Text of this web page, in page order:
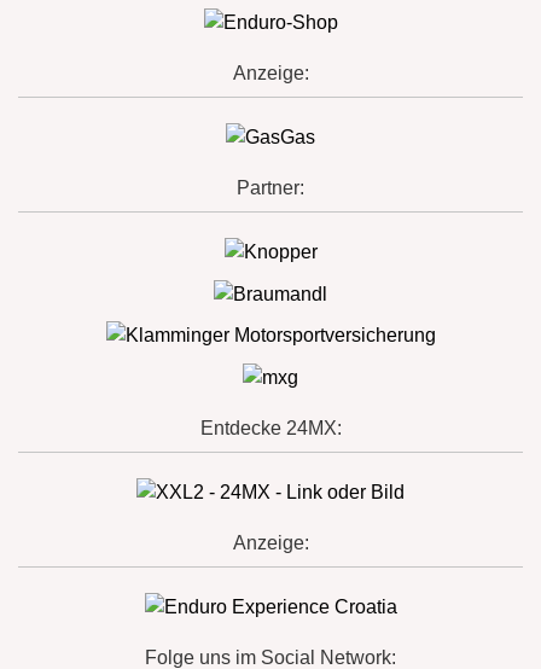
Anzeige:
Partner:
Entdecke 24MX:
Anzeige:
Folge uns im Social Network: